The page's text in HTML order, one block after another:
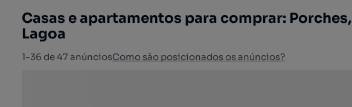
Casas e apartamentos para comprar: Porches,
Lagoa
1-36 de 47 anúnciosComo são posicionados os anúncios?